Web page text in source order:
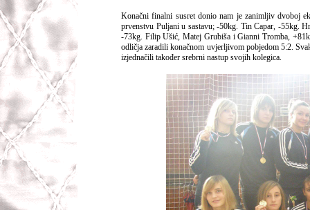
Konačni finalni susret donio nam je zanimljiv dvoboj
prvenstvu Puljani u sastavu; -50kg. Tin Capar, -55kg.
-73kg. Filip Ušić, Matej Grubiša i Gianni Tromba,
odličja zaradili konačnom uvjerljivom pobjedom 5:2.
izjednačili također srebrni nastup svojih kolegica.